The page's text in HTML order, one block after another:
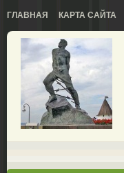
ГЛАВНАЯ КАРТА САЙТА